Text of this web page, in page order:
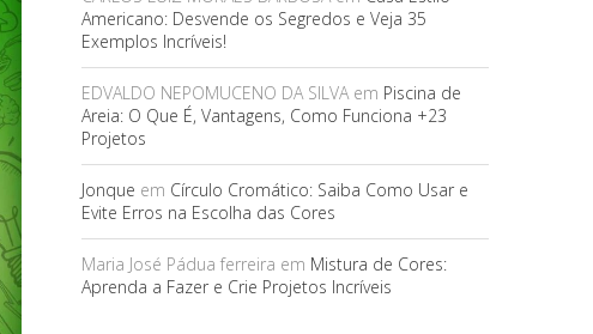
Americano: Desvende os Segredos e Veja 35
Exemplos Incríveis!
EDVALDO NEPOMUCENO DA SILVAem Piscina de
Areia: O Que É, Vantagens, Como Funciona +23
Projetos
Jonque em Círculo Cromático: Saiba Como Usar e
Evite Erros na Escolha das Cores
Maria José Pádua ferreira em Mistura de Cores:
Aprenda a Fazer e Crie Projetos Incríveis